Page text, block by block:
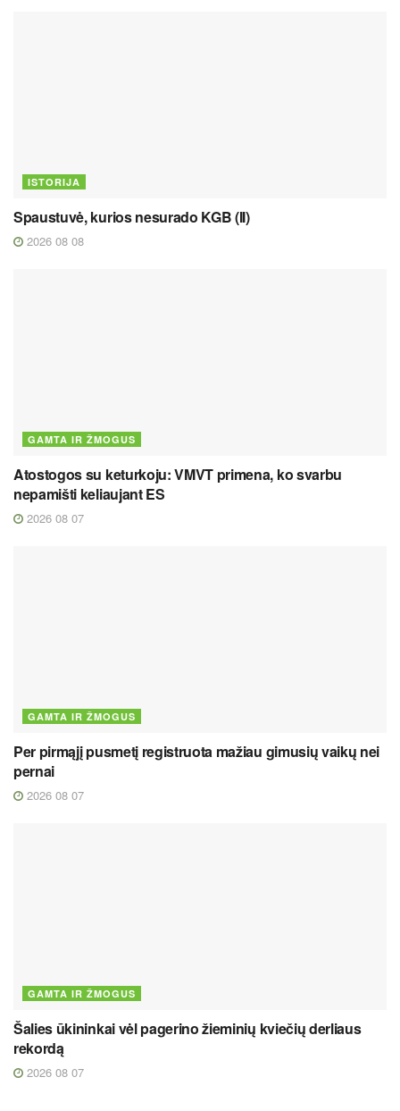
ISTORIJA
Spaustuvė, kurios nesurado KGB (II)
2026 08 08
GAMTA IR ŽMOGUS
Atostogos su keturkoju: VMVT primena, ko svarbu
nepamišti keliaujant ES
2026 08 07
GAMTA IR ŽMOGUS
Per pirmąjį pusmetį registruota mažiau gimusių vaikų nei
pernai
2026 08 07
GAMTA IR ŽMOGUS
Šalies ūkininkai vėl pagerino žieminių kviečių derliaus
rekordą
2026 08 07